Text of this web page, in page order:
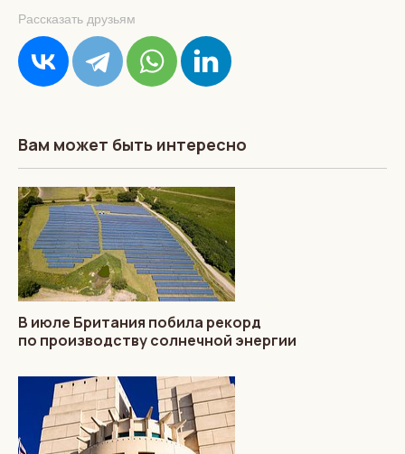
Рассказать друзьям
Вам может быть интересно
В июле Британия побила рекорд
по производству солнечной энергии